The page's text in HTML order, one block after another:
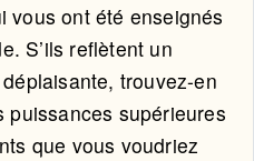
vous ont été enseignés
S’ils reflètent un
trouvez-en
puissances supérieures
que vous voudriez